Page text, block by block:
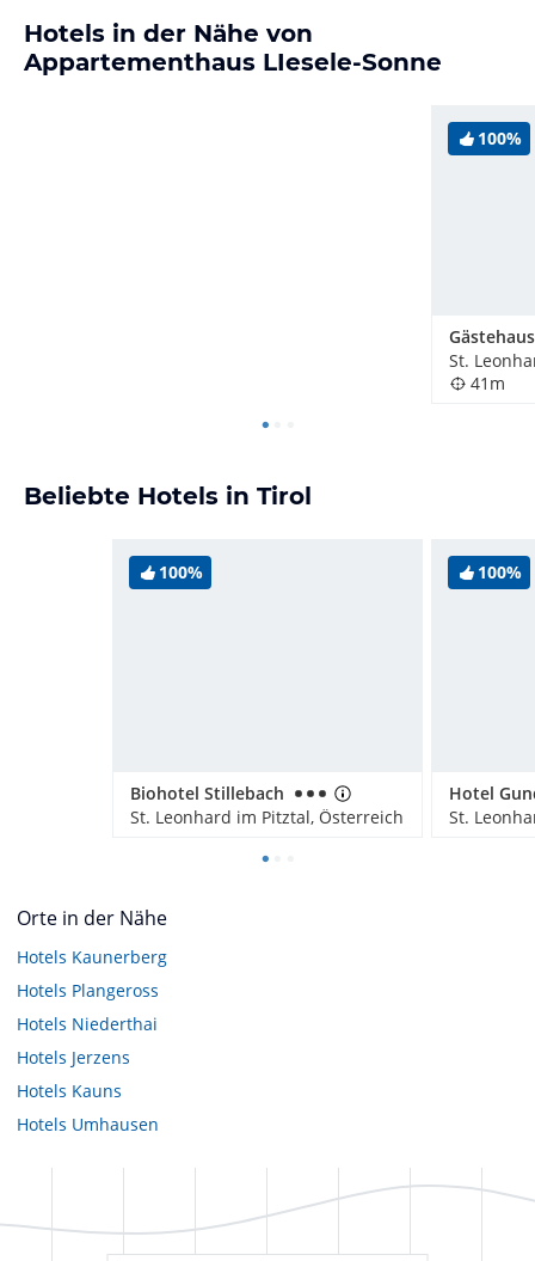
Hotels in der Nähe von
Appartementhaus LIesele-Sonne
100%
St.
41m
Beliebte Hotels in Tirol
100%
Biohotel Stillebach
St. Leonhard im Pitztal, Österreich
100%
Hotel
St.
Orte in der Nähe
Hotels Kaunerberg
Hotels Plangeross
Hotels Niederthai
Hotels Jerzens
Hotels Kauns
Hotels Umhausen